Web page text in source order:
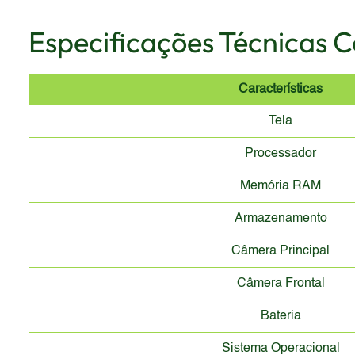
Especificações Técnicas
Características
Tela
Processador
Memória RAM
Armazenamento
Câmera Principal
Câmera Frontal
Bateria
Sistema Operacional